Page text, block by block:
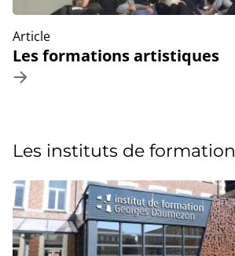
Article
Les formations artistiques
Les instituts de formation